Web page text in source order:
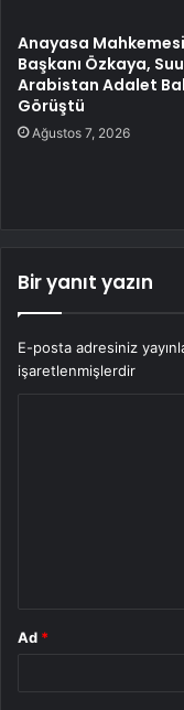
Anayasa Mahkemesi
Başkanı Özkaya,
Arabistan Adalet
Görüştü
Ağustos 7, 2026
Bir yanıt yazın
E-posta adresiniz
işaretlenmişlerdir
Ad *